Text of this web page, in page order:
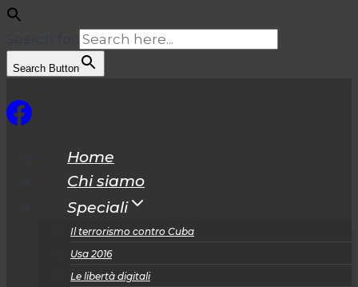
Search Button
al
Home
Chi siamo
Speciali
Il terrorismo contro Cuba
Usa 2016
Le libertà digitali